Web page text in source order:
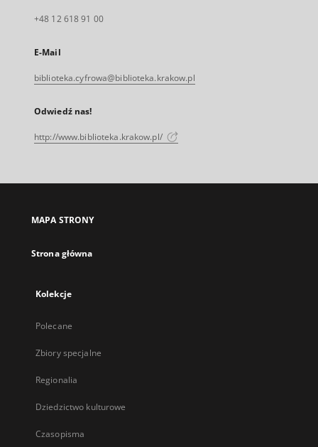
+48 12 618 91 00
E-Mail
biblioteka.cyfrowa@biblioteka.krakow.pl
Odwiedź nas!
http://www.biblioteka.krakow.pl/
MAPA STRONY
Strona główna
Kolekcje
Polecane
Zbiory specjalne
Regionalia
Dziedzictwo kulturowe
Czasopisma